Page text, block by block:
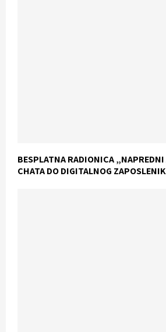
BESPLATNA RADIONICA
CHATA DO DIGITALNOG